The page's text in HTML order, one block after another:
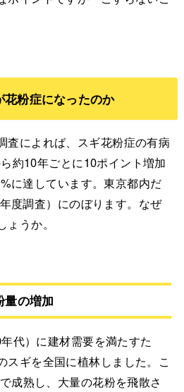
粉症になったのか
査によれば、スギ花粉症の有病
約10年ごとに10ポイント増加
に達しています。東京都内だ
度調査）にのぼります。なぜ
うか。
量の増加
代）に建材需要を満たすた
スギを全国に植林しました。こ
成熟し、大量の花粉を飛散さ